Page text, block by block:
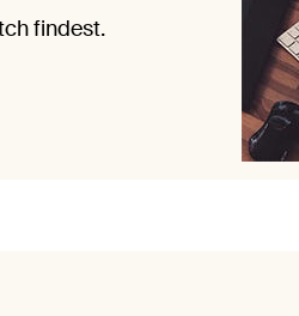
findest.